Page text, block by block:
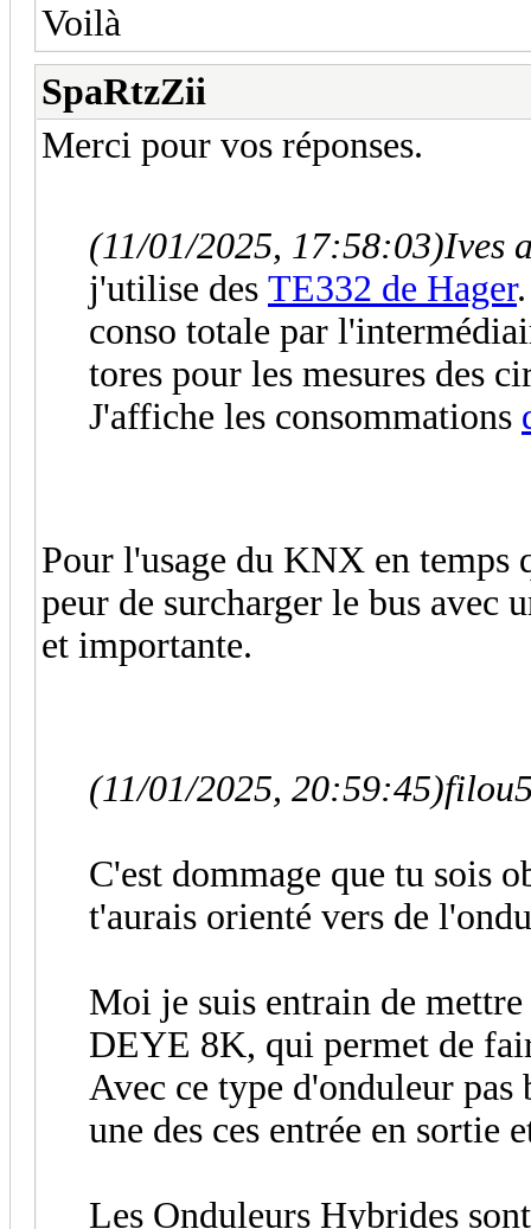
Voilà
SpaRtzZii
Merci pour vos réponses.
(11/01/2025, 17:58:03)Ives
j'utilise des TE332 de Hager
conso totale par
tores pour les mesures des
J'affiche les consommations
Pour l'usage du KNX en temps
peur de surcharger le bus avec
et importante.
(11/01/2025, 20:59:45)
C'est dommage que tu sois
t'aurais orienté vers de
Moi je suis entrain de
DEYE 8K, qui permet de
Avec ce type d'onduleur
une des ces entrée en sortie
Les Onduleurs Hybrides